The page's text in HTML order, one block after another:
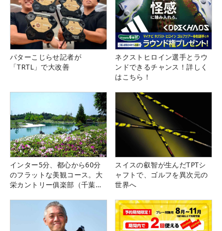
パターこじらせ記者が
「TRTL」で大改善
ネクストヒロイン選手とラウ
ンドできるチャンス！詳しく
はこちら！
インター5分、都心から60分
のフラットな美観コース。大
栄カントリー俱楽部（千葉
スイスの叡智が生んだTPTシ
ャフトで、ゴルフを異次元の
世界へ